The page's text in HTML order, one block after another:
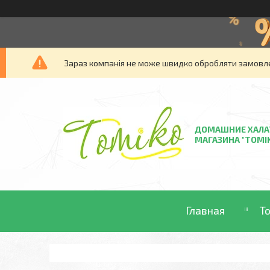
Зараз компанія не може швидко обробляти
ДОМАШНИЕ
МАГАЗИНА
Главная